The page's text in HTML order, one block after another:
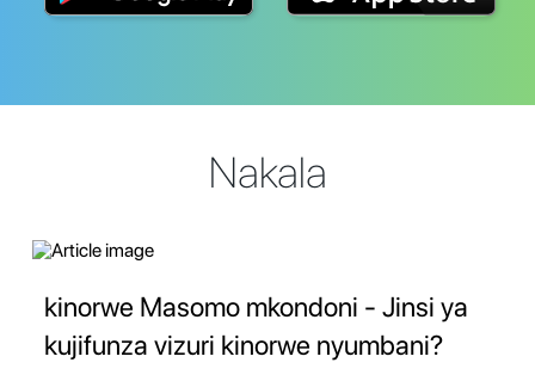
Nakala
kinorwe Masomo mkondoni - Jinsi ya
kujifunza vizuri kinorwe nyumbani?